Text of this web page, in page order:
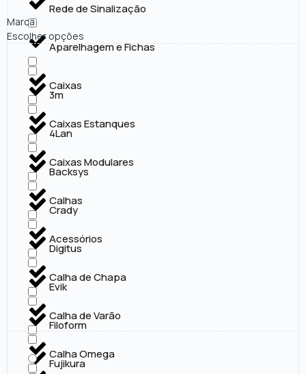
Rede de Sinalização
Aparelhagem e Fichas
Caixas
Caixas Estanques
Caixas Modulares
Calhas
Acessórios
Calha de Chapa
Calha de Varão
Calha Omega
Marca
Escolher opções
3m
4Lan
Backsys
Crady
Digitus
Evik
Filoform
Fujikura